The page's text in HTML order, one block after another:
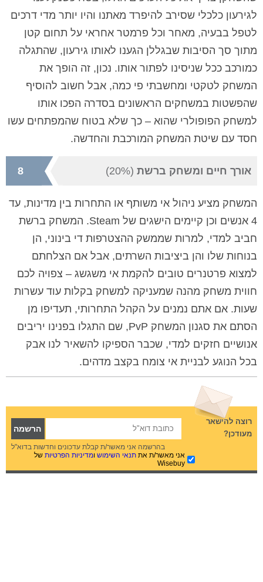
לגירעון כלכלי שסירב להיפרד מאתנו והיו יותר מדי דרכים
לטפל בבעיה, מאחר וכל פרמטר אחראי על תחום קטן
מתוך סך הסיבות שבגללן הגענו לאותו גירעון, שהתגלה
כמורכב ככל שניסינו לפתור אותו. נכון, זה הופך את
המשחק לטקטי ומחשבתי פי כמה, אבל חשוב להוסיף
שהפשטות במשחקים הראשונים בסדרה הפכו אותו
למשחק הפופולרי שהוא – כך שלא בטוח שהמפתחים עשו
חסד עם שיטת המשחק המורכבת והחדשה.
אורך חיים ומשחק ברשת (20%)
8
המשחק מציע ניהול אי משותף או התחרות בין מדינות, עד
4 אנשים וכן קיימים הישגים של Steam. המשחק ברשת
חביב למדי, למרות שממשק ההצטרפות די בינוני, הן
בנוחות שלו והן ביציבות השרתים, אבל אם הצלחתם
למצוא פרטנרים טובים להקמת אי משגשג – צפויה לכם
חווית משחק מהנה שמעניקה למשחק בקלות עוד עשרות
שעות. אם אתם נמנים על הקהל התחרותי, תעדיפו מן
הסתם את סגנון המשחק PvP, שם התגלו בפנינו יריבים
אנושיים חזקים למדי, שכבר הספיקו להשאיר לנו אבק
בכל הנוגע לבניית אי צומח בקצב מדהים.
רוצה להישאר
מעודכן?
בהרשמה אני מאשר/ת קבלת עדכונים וחדשות בדוא"ל
אני מאשר/ת אתתנאי השימוש ומדיניות הפרטיות של
Wisebuy